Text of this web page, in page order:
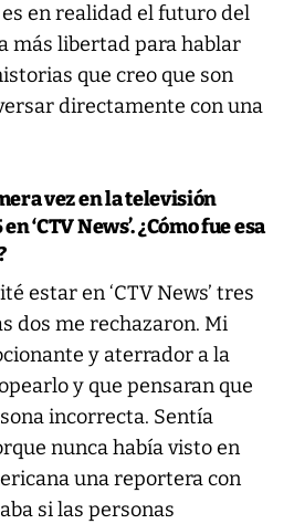
en realidad el futuro del
más libertad para hablar
que creo que son
directamente con una
vez en la televisión
‘CTV News’. ¿Cómo fue esa
estar en ‘CTV News’ tres
dos me rechazaron. Mi
y aterrador a la
y que pensaran que
incorrecta. Sentía
nunca había visto en
una reportera con
si las personas